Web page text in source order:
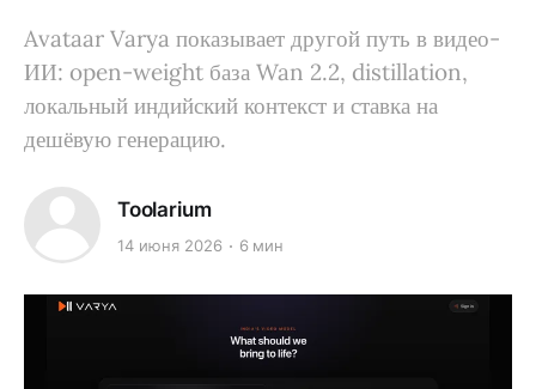
Avataar Varya показывает другой путь в видео-
ИИ: open-weight база Wan 2.2, distillation,
локальный индийский контекст и ставка на
дешёвую генерацию.
Toolarium
14 июня 2026 6 мин